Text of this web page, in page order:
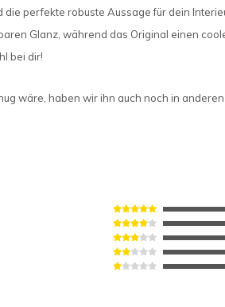
perfekte robuste Aussage für dein
Glanz, während das Original einen
bei dir!
wäre, haben wir ihn auch noch in anderen